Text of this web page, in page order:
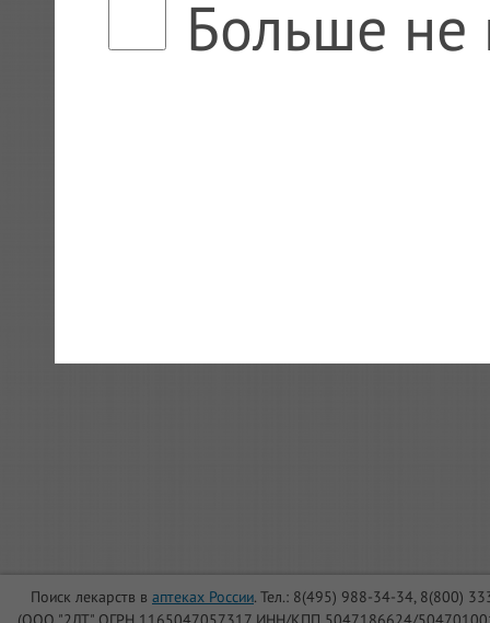
Поиск лекарств в аптеках России. Тел.: 8(495) 988-34-34, 8(800)
Больше не